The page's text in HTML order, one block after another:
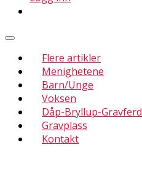
Flere artikler
Menighetene
Barn/Unge
Voksen
Dåp-Bryllup-Gravferd
Gravplass
Kontakt